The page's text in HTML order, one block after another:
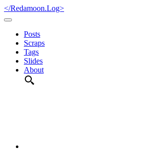
</Redamoon.Log>
Posts
Scraps
Tags
Slides
About